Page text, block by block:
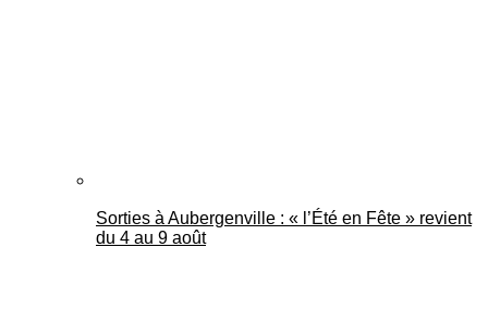
Sorties à Aubergenville : « l’Été en Fête » revient
du 4 au 9 août